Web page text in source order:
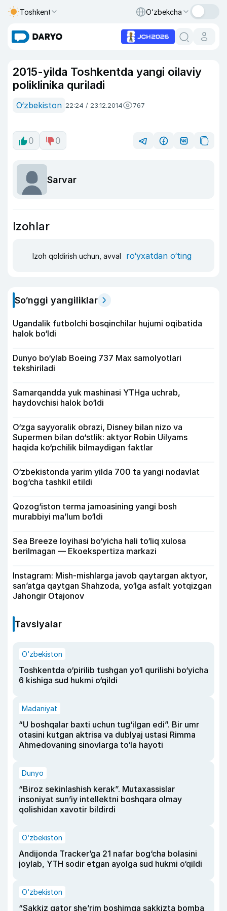
Toshkent O‘zbekcha
2015-yilda Toshkentda yangi oilaviy
poliklinika quriladi
O‘zbekiston 22:24 / 23.12.2014 767
0 0
Sarvar
Izohlar
Izoh qoldirish uchun, avval ro‘yxatdan o‘ting
So‘nggi yangiliklar
Ugandalik futbolchi bosqinchilar hujumi oqibatida
halok bo‘ldi
Dunyo bo‘ylab Boeing 737 Max samolyotlari
tekshiriladi
Samarqandda yuk mashinasi YTHga uchrab,
haydovchisi halok bo‘ldi
O‘zga sayyoralik obrazi, Disney bilan nizo va
Supermen bilan do‘stlik: aktyor Robin Uilyams
haqida ko‘pchilik bilmaydigan faktlar
O‘zbekistonda yarim yilda 700 ta yangi nodavlat
bog‘cha tashkil etildi
Qozog‘iston terma jamoasining yangi bosh
murabbiyi ma’lum bo‘ldi
Sea Breeze loyihasi bo‘yicha hali to‘liq xulosa
berilmagan — Ekoekspertiza markazi
Instagram: Mish-mishlarga javob qaytargan aktyor,
san’atga qaytgan Shahzoda, yo‘lga asfalt yotqizgan
Jahongir Otajonov
Tavsiyalar
O‘zbekiston
Toshkentda o‘pirilib tushgan yo‘l qurilishi bo‘yicha
6 kishiga sud hukmi o‘qildi
Madaniyat
“U boshqalar baxti uchun tug‘ilgan edi”. Bir umr
otasini kutgan aktrisa va dublyaj ustasi Rimma
Ahmedovaning sinovlarga to‘la hayoti
Dunyo
“Biroz sekinlashish kerak”. Mutaxassislar
insoniyat sun’iy intellektni boshqara olmay
qolishidan xavotir bildirdi
O‘zbekiston
Andijonda Tracker’ga 21 nafar bog‘cha bolasini
joylab, YTH sodir etgan ayolga sud hukmi o‘qildi
O‘zbekiston
“Sakkiz qator she’rim boshimga sakkizta bomba